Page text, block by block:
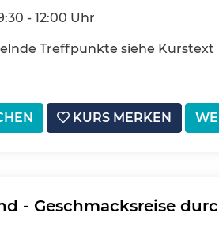
- 12:00 Uhr
Treffpunkte siehe Kurstext
KURS MERKEN
- Geschmacksreise